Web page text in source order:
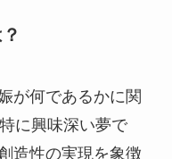
が何であるかに関
に興味深い夢で
造性の実現を象徴